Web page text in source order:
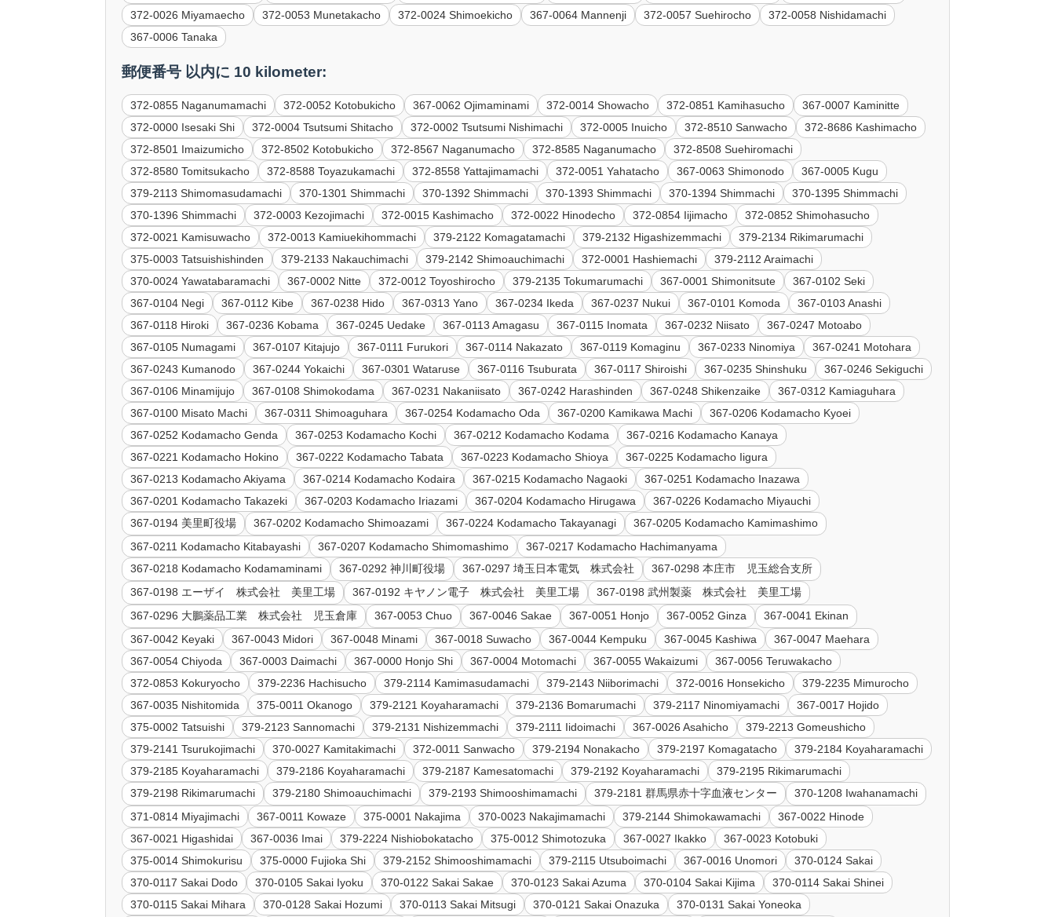
372-0026 Miyamaecho
372-0053 Munetakacho 372-0024 Shimoekicho 367-0064 Mannenji 372-0057 Suehirocho
372-0058 Nishidamachi
367-0006 Tanaka
郵便番号 以内に 10 kilometer:
372-0855 Naganumamachi 372-0052 Kotobukicho 367-0062 Ojimaminami 372-0014 Showacho 372-0851 Kamihasucho
367-0007 Kaminitte
372-0000 Isesaki Shi
372-0004 Tsutsumi Shitacho 372-0002 Tsutsumi Nishimachi 372-0005 Inuicho 372-8510 Sanwacho
372-8686 Kashimacho
372-8501 Imaizumicho
372-8502 Kotobukicho 372-8567 Naganumacho 372-8585 Naganumacho
372-8508 Suehiromachi
372-8580 Tomitsukacho
372-8588 Toyazukamachi 372-8558 Yattajimamachi 372-0051 Yahatacho 367-0063 Shimonodo
367-0005 Kugu
379-2113 Shimomasudamachi
370-1301 Shimmachi 370-1392 Shimmachi 370-1393 Shimmachi 370-1394 Shimmachi
370-1395 Shimmachi
370-1396 Shimmachi
372-0003 Kezojimachi 372-0015 Kashimacho 372-0022 Hinodecho 372-0854 Iijimacho
372-0852 Shimohasucho
372-0021 Kamisuwacho
372-0013 Kamiuekihommachi 379-2122 Komagatamachi 379-2132 Higashizemmachi
379-2134 Rikimarumachi
375-0003 Tatsuishishinden
379-2133 Nakauchimachi 379-2142 Shimoauchimachi 372-0001 Hashiemachi
379-2112 Araimachi
370-0024 Yawatabaramachi
367-0002 Nitte 372-0012 Toyoshirocho 379-2135 Tokumarumachi 367-0001 Shimonitsute
367-0102 Seki
367-0104 Negi
367-0112 Kibe 367-0238 Hido 367-0313 Yano 367-0234 Ikeda 367-0237 Nukui 367-0101 Komoda
367-0103 Anashi
367-0118 Hiroki
367-0236 Kobama 367-0245 Uedake 367-0113 Amagasu 367-0115 Inomata 367-0232 Niisato
367-0247 Motoabo
367-0105 Numagami
367-0107 Kitajujo 367-0111 Furukori 367-0114 Nakazato 367-0119 Komaginu 367-0233 Ninomiya
367-0241 Motohara
367-0243 Kumanodo
367-0244 Yokaichi 367-0301 Wataruse 367-0116 Tsuburata 367-0117 Shiroishi 367-0235 Shinshuku
367-0246 Sekiguchi
367-0106 Minamijujo
367-0108 Shimokodama 367-0231 Nakaniisato 367-0242 Harashinden 367-0248 Shikenzaike
367-0312 Kamiaguhara
367-0100 Misato Machi
367-0311 Shimoaguhara 367-0254 Kodamacho Oda 367-0200 Kamikawa Machi
367-0206 Kodamacho Kyoei
367-0252 Kodamacho Genda
367-0253 Kodamacho Kochi 367-0212 Kodamacho Kodama
367-0216 Kodamacho Kanaya
367-0221 Kodamacho Hokino
367-0222 Kodamacho Tabata 367-0223 Kodamacho Shioya
367-0225 Kodamacho Iigura
367-0213 Kodamacho Akiyama
367-0214 Kodamacho Kodaira 367-0215 Kodamacho Nagaoki
367-0251 Kodamacho Inazawa
367-0201 Kodamacho Takazeki
367-0203 Kodamacho Iriazami 367-0204 Kodamacho Hirugawa
367-0226 Kodamacho Miyauchi
367-0194 美里町役場
367-0202 Kodamacho Shimoazami 367-0224 Kodamacho Takayanagi
367-0205 Kodamacho Kamimashimo
367-0211 Kodamacho Kitabayashi
367-0207 Kodamacho Shimomashimo
367-0217 Kodamacho Hachimanyama
367-0218 Kodamacho Kodamaminami
367-0292 神川町役場 367-0297 埼玉日本電気 株式会社
367-0298 本庄市 児玉総合支所
367-0198 エーザイ 株式会社 美里工場
367-0192 キヤノン電子 株式会社 美里工場
367-0198 武州製薬 株式会社 美里工場
367-0296 大鵬薬品工業 株式会社 児玉倉庫
367-0053 Chuo 367-0046 Sakae 367-0051 Honjo 367-0052 Ginza
367-0041 Ekinan
367-0042 Keyaki
367-0043 Midori 367-0048 Minami 367-0018 Suwacho 367-0044 Kempuku 367-0045 Kashiwa
367-0047 Maehara
367-0054 Chiyoda
367-0003 Daimachi 367-0000 Honjo Shi 367-0004 Motomachi 367-0055 Wakaizumi
367-0056 Teruwakacho
372-0853 Kokuryocho
379-2236 Hachisucho 379-2114 Kamimasudamachi 379-2143 Niiborimachi 372-0016 Honsekicho
379-2235 Mimurocho
367-0035 Nishitomida
375-0011 Okanogo 379-2121 Koyaharamachi 379-2136 Bomarumachi 379-2117 Ninomiyamachi
367-0017 Hojido
375-0002 Tatsuishi
379-2123 Sannomachi 379-2131 Nishizemmachi 379-2111 Iidoimachi 367-0026 Asahicho
379-2213 Gomeushicho
379-2141 Tsurukojimachi
370-0027 Kamitakimachi 372-0011 Sanwacho 379-2194 Nonakacho 379-2197 Komagatacho
379-2184 Koyaharamachi
379-2185 Koyaharamachi
379-2186 Koyaharamachi 379-2187 Kamesatomachi 379-2192 Koyaharamachi
379-2195 Rikimarumachi
379-2198 Rikimarumachi
379-2180 Shimoauchimachi 379-2193 Shimooshimamachi 379-2181 群馬県赤十字血液センター
370-1208 Iwahanamachi
371-0814 Miyajimachi
367-0011 Kowaze 375-0001 Nakajima 370-0023 Nakajimamachi 379-2144 Shimokawamachi
367-0022 Hinode
367-0021 Higashidai
367-0036 Imai 379-2224 Nishiobokatacho 375-0012 Shimotozuka 367-0027 Ikakko
367-0023 Kotobuki
375-0014 Shimokurisu
375-0000 Fujioka Shi 379-2152 Shimooshimamachi 379-2115 Utsuboimachi 367-0016 Unomori
370-0124 Sakai
370-0117 Sakai Dodo
370-0105 Sakai Iyoku 370-0122 Sakai Sakae 370-0123 Sakai Azuma 370-0104 Sakai Kijima
370-0114 Sakai Shinei
370-0115 Sakai Mihara
370-0128 Sakai Hozumi 370-0113 Sakai Mitsugi 370-0121 Sakai Onazuka
370-0131 Sakai Yoneoka